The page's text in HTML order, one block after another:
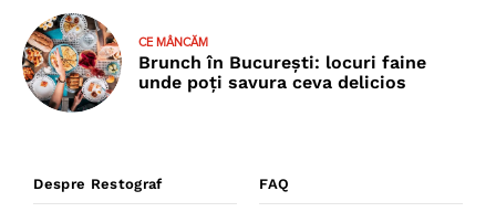
CE MÂNCĂM
Brunch în București: locuri faine
unde poţi savura ceva delicios
Despre Restograf FAQ